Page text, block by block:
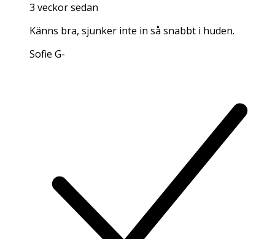
3 veckor sedan
Känns bra, sjunker inte in så snabbt i huden.
Sofie G-